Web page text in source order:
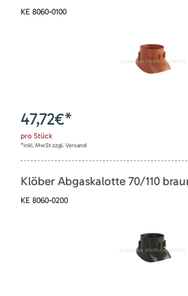
KE 8060-0100
47,72€*
pro Stück
*inkl. MwSt zzgl. Versand
Klöber Abgaskalotte 70/110
KE 8060-0200